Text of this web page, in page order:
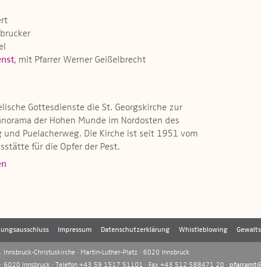
, mit Pfarrer Werner Geißelbrecht
Gottesdienste die St. Georgskirche zur
der Hohen Munde im Nordosten des
Puelacherweg. Die Kirche ist seit 1951 vom
für die Opfer der Pest.​​
Impressum Datenschutzerklärung Whistleblowing
Innsbruck-Christuskirche · Martin-Luther-Platz · 6020 Innsbruck
6020 Innsbruck · Telefon +43 59 1517 51101 · Fax +43 512 588471 20 ·